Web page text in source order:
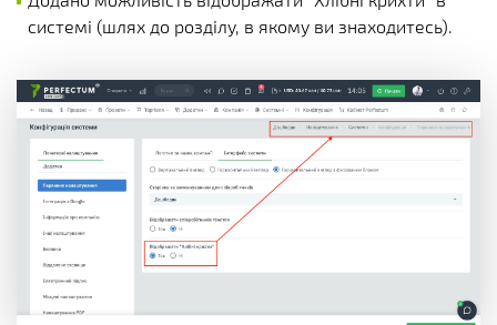
системі (шлях до розділу, в якому ви знаходитесь).